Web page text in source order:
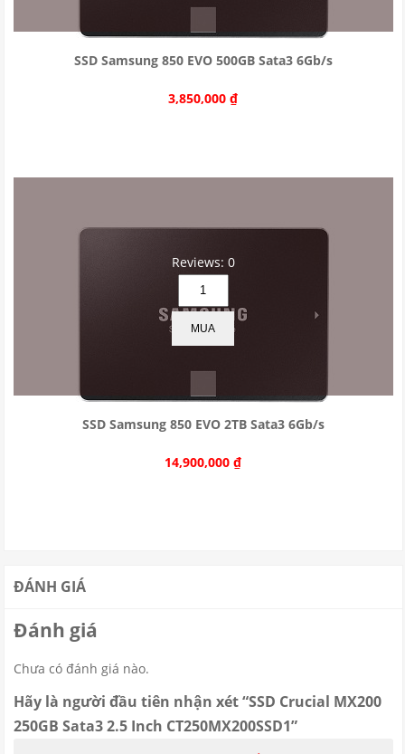
SSD Samsung 850 EVO 500GB Sata3 6Gb/s
3,850,000₫
Reviews: 0
MUA
SSD Samsung 850 EVO 2TB Sata3 6Gb/s
14,900,000₫
ĐÁNH GIÁ
Đánh giá
Chưa có đánh giá nào.
Hãy là người đầu tiên nhận xét “SSD Crucial MX200
250GB Sata3 2.5 Inch CT250MX200SSD1”